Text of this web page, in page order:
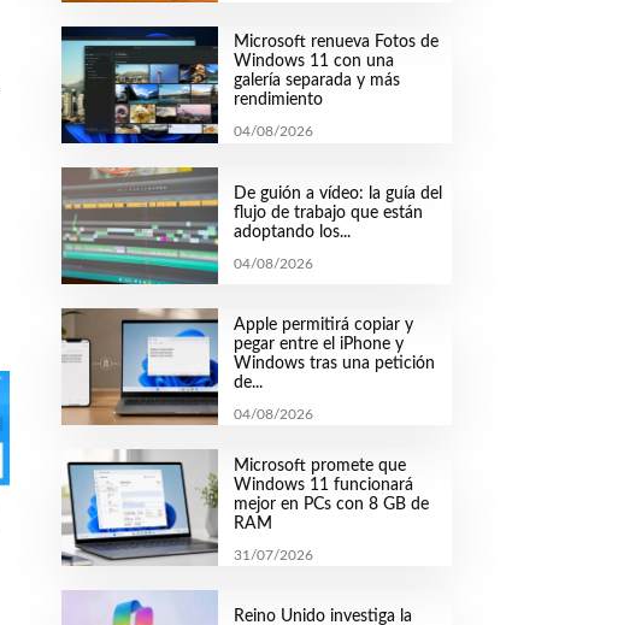
Microsoft renueva Fotos de
Windows 11 con una
galería separada y más
rendimiento
04/08/2026
De guión a vídeo: la guía del
flujo de trabajo que están
adoptando los...
04/08/2026
Apple permitirá copiar y
pegar entre el iPhone y
Windows tras una petición
de...
04/08/2026
Microsoft promete que
Windows 11 funcionará
mejor en PCs con 8 GB de
RAM
31/07/2026
Reino Unido investiga la